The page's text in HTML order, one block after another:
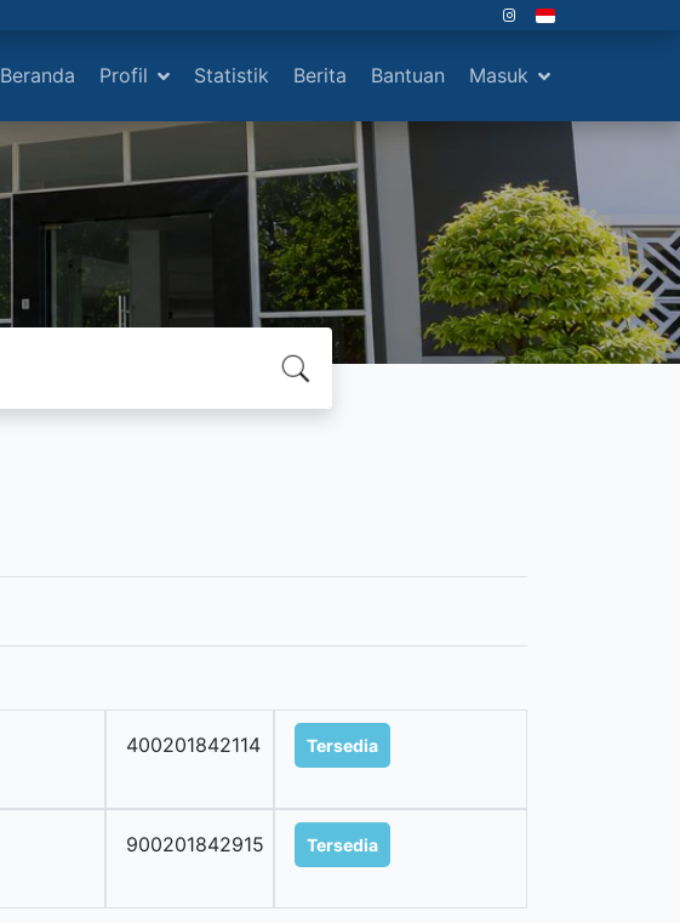
Beranda Profil Statistik Berita Bantuan Masuk
400201842114 Tersedia
900201842915 Tersedia